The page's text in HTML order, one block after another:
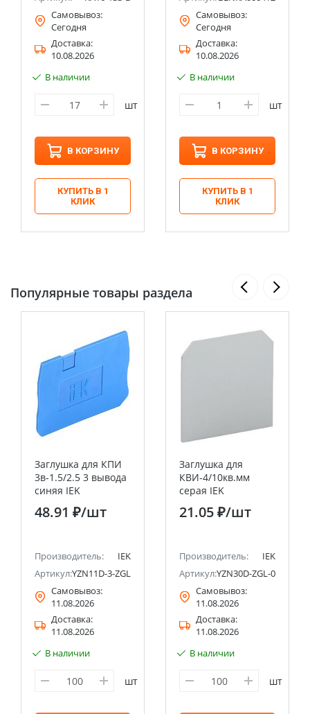
Самовывоз:
Сегодня
Доставка:
10.08.2026
В наличии
шт
В КОРЗИНУ
КУПИТЬ В 1
КЛИК
Самовывоз:
Сегодня
Доставка:
10.08.2026
В наличии
шт
В КОРЗИНУ
КУПИТЬ В 1
КЛИК
Популярные товары раздела
Заглушка для КПИ
3в-1.5/2.5 3 вывода
синяя IEK
48.91 ₽/шт
Производитель:
IEK
Артикул:YZN11D-3-ZGL-002-K07
Самовывоз:
11.08.2026
Доставка:
11.08.2026
В наличии
шт
Заглушка для
КВИ-4/10кв.мм
серая IEK
21.05 ₽/шт
Производитель:
IEK
Артикул:YZN30D-ZGL-004-K03
Самовывоз:
11.08.2026
Доставка:
11.08.2026
В наличии
шт